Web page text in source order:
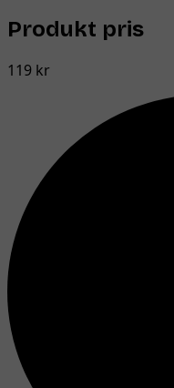
Produkt pris
119 kr